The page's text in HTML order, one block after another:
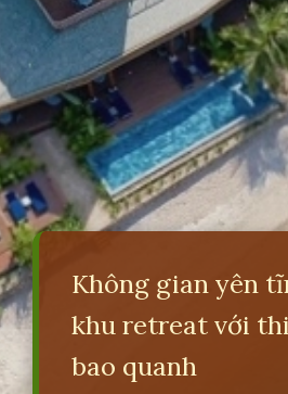
Không gian yên
khu retreat với
bao quanh